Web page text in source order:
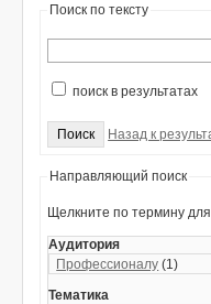
Поиск по тексту
поиск в результатах
Назад к
Направляющий поиск
Щелкните по термину
Аудитория
Профессионалу (1)
Тематика